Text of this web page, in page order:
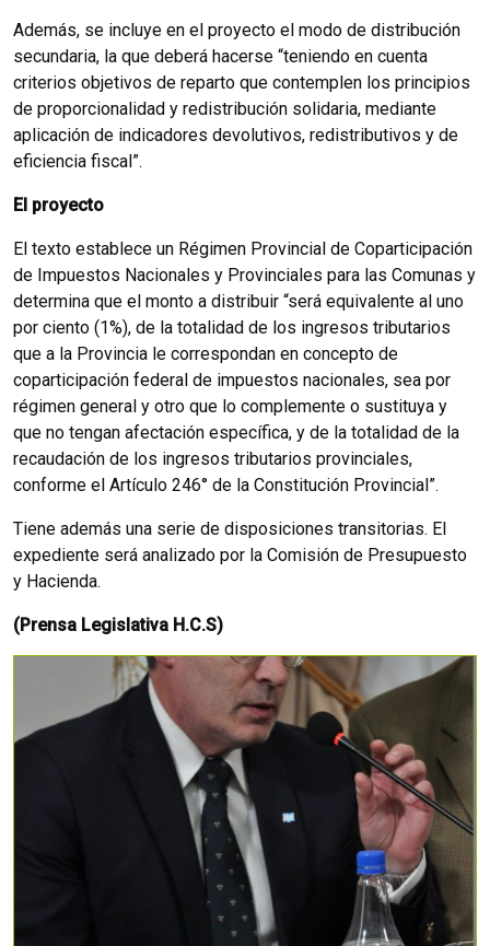
Además, se incluye en el proyecto el modo de distribución
secundaria, la que deberá hacerse “teniendo en cuenta
criterios objetivos de reparto que contemplen los principios
de proporcionalidad y redistribución solidaria, mediante
aplicación de indicadores devolutivos, redistributivos y de
eficiencia fiscal”.
El proyecto
El texto establece un Régimen Provincial de Coparticipación
de Impuestos Nacionales y Provinciales para las Comunas y
determina que el monto a distribuir “será equivalente al uno
por ciento (1%), de la totalidad de los ingresos tributarios
que a la Provincia le correspondan en concepto de
coparticipación federal de impuestos nacionales, sea por
régimen general y otro que lo complemente o sustituya y
que no tengan afectación específica, y de la totalidad de la
recaudación de los ingresos tributarios provinciales,
conforme el Artículo 246° de la Constitución Provincial”.
Tiene además una serie de disposiciones transitorias. El
expediente será analizado por la Comisión de Presupuesto
y Hacienda.
(Prensa Legislativa H.C.S)